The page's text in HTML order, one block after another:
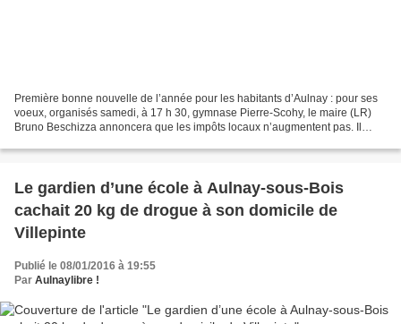
Première bonne nouvelle de l’année pour les habitants d’Aulnay : pour ses
voeux, organisés samedi, à 17 h 30, gymnase Pierre-Scohy, le maire (LR)
Bruno Beschizza annoncera que les impôts locaux n’augmentent pas. Il
Le gardien d’une école à Aulnay-sous-Bois
cachait 20 kg de drogue à son domicile de
Villepinte
Publié le 08/01/2016 à 19:55
Par Aulnaylibre !